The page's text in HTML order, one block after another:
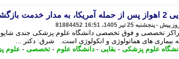
بازگشت
81884452
بقایی 2 از مراکز تخصصی و فوق تخصصی دانشگاه علوم پزشکی
به بیماری های هماتولوژی و انکولوژی است. شرق: دکتر ...
علوم پزشکی - بقایی - دانشگاه علوم - تخصصی - علوم